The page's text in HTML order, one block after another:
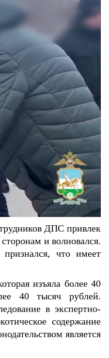
ДПС привлек
и волновался.
что имеет
изъяла более 40
40 тысяч рублей.
в экспертно-
содержание
является